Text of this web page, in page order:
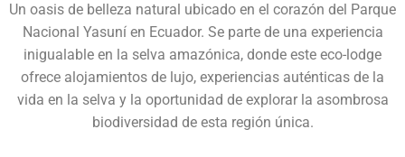
Un oasis de belleza natural ubicado en el corazón del Parque
Nacional Yasuní en Ecuador. Se parte de una experiencia
inigualable en la selva amazónica, donde este eco-lodge
ofrece alojamientos de lujo, experiencias auténticas de la
vida en la selva y la oportunidad de explorar la asombrosa
biodiversidad de esta región única.